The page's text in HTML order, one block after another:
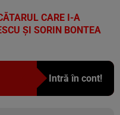
CARE I-A
ȘI SORIN BONTEA
Intră în cont!